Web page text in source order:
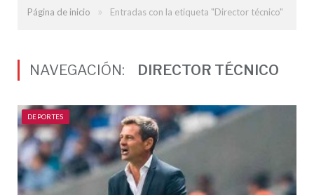
Página de inicio » Entradas con la etiqueta "Director técnico"
NAVEGACIÓN: DIRECTOR TÉCNICO
DEPORTES